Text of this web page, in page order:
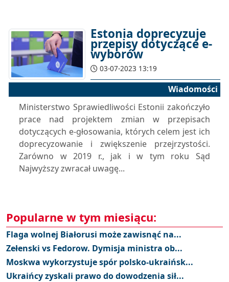
Estonia doprecyzuje
przepisy dotyczące e-
wyborów
03-07-2023 13:19
Wiadomości
Ministerstwo Sprawiedliwości Estonii zakończyło
prace nad projektem zmian w przepisach
dotyczących e-głosowania, których celem jest ich
doprecyzowanie i zwiększenie przejrzystości.
Zarówno w 2019 r., jak i w tym roku Sąd
Najwyższy zwracał uwagę...
Popularne w tym miesiącu:
Flaga wolnej Białorusi może zawisnąć na...
Zełenski vs Fedorow. Dymisja ministra ob...
Moskwa wykorzystuje spór polsko-ukraińsk...
Ukraińcy zyskali prawo do dowodzenia sił...